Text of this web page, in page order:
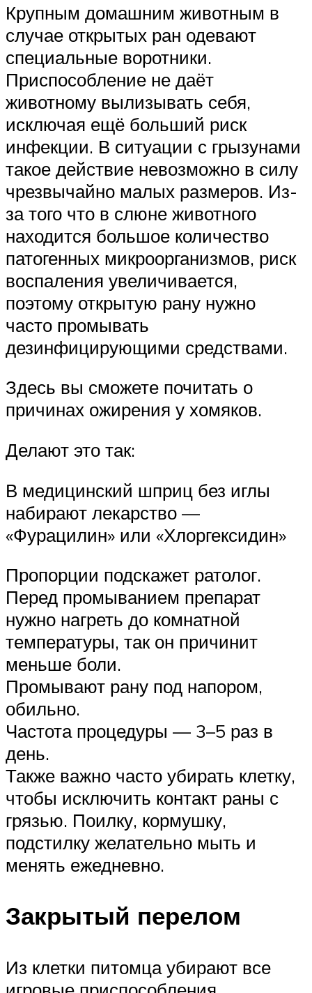
Крупным домашним животным в
случае открытых ран одевают
специальные воротники.
Приспособление не даёт
животному вылизывать себя,
исключая ещё больший риск
инфекции. В ситуации с грызунами
такое действие невозможно в силу
чрезвычайно малых размеров. Из-
за того что в слюне животного
находится большое количество
патогенных микроорганизмов, риск
воспаления увеличивается,
поэтому открытую рану нужно
часто промывать
дезинфицирующими средствами.
Здесь вы сможете почитать о
причинах ожирения у хомяков.
Делают это так:
В медицинский шприц без иглы
набирают лекарство —
«Фурацилин» или «Хлоргексидин»
Пропорции подскажет ратолог.
Перед промыванием препарат
нужно нагреть до комнатной
температуры, так он причинит
меньше боли.
Промывают рану под напором,
обильно.
Частота процедуры — 3–5 раз в
день.
Также важно часто убирать клетку,
чтобы исключить контакт раны с
грязью. Поилку, кормушку,
подстилку желательно мыть и
менять ежедневно.
Закрытый перелом
Из клетки питомца убирают все